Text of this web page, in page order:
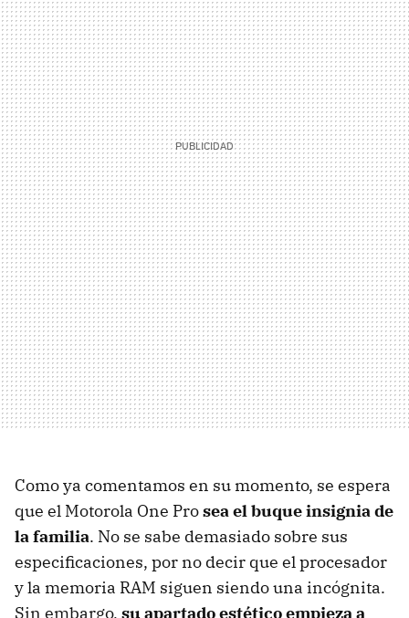
Como ya comentamos en su momento, se espera
que el Motorola One Prosea el buque insignia de
la familia. No se sabe demasiado sobre sus
especificaciones, por no decir que el procesador
y la memoria RAM siguen siendo una incógnita.
Sin embargo, su apartado estético empieza a